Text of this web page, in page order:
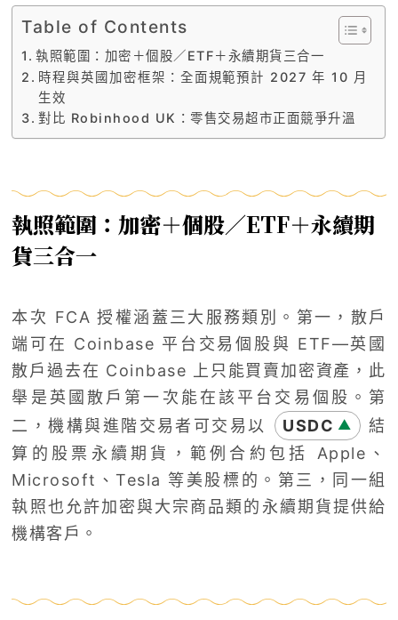
Table of Contents
執照範圍：加密＋個股／ETF＋永續期貨三合一
時程與英國加密框架：全面規範預計 2027 年 10 月
生效
對比 Robinhood UK：零售交易超市正面競爭升溫
執照範圍：加密＋個股／ETF＋永續期
貨三合一
本次 FCA 授權涵蓋三大服務類別。第一，散戶
端可在 Coinbase 平台交易個股與 ETF—英國
散戶過去在 Coinbase 上只能買賣加密資產，此
舉是英國散戶第一次能在該平台交易個股。第
二，機構與進階交易者可交易以
USDC ▲
結
算的股票永續期貨，範例合約包括 Apple、
Microsoft、Tesla 等美股標的。第三，同一組
執照也允許加密與大宗商品類的永續期貨提供給
機構客戶。